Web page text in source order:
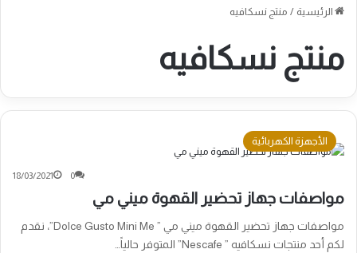
الرئيسية / منتج نسكافيه
منتج نسكافيه
الأجهزة الكهربائية
18/03/2021 0
مواصفات جهاز تحضير القهوة ميني مي
مواصفات جهاز تحضير القهوة ميني مي ” Dolce Gusto Mini Me”، نقدم
لكم أحد منتجات نسكافيه ” Nescafe” المتوفر حالياً…